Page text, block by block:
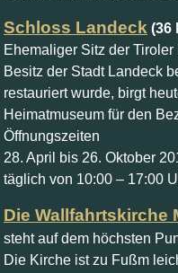
Schloss Landeck (36
Ehemaliger Sitz der
Besitz der Stadt Landeck
restauriert wurde, birgt
Heimatmuseum für den
Öffnungszeiten
28. April bis 26. Oktober
täglich von 10:00 – 17:00
Die Wallfahrtskirche
steht auf dem höchsten
Die Kirche ist zu Fußm